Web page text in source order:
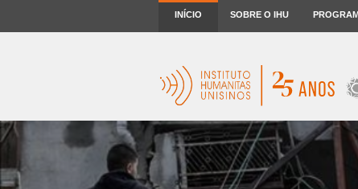
INÍCIO SOBRE O IHU